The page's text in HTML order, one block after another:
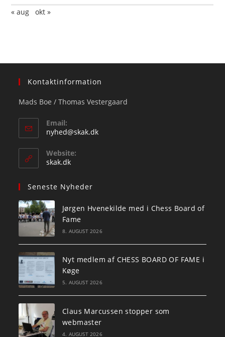
« aug okt »
Kontaktinformation
Mads Boe / Thomas Vestergaard
Email:
nyhed@skak.dkOpens
Website:
skak.dk
Seneste Nyheder
Jørgen Hvenekilde med i Chess Board of
Fame
8. AUGUST 2026
Nyt medlem af CHESS BOARD OF FAME i
Køge
5. AUGUST 2026
Claus Marcussen stopper som
webmaster
4. AUGUST 2026